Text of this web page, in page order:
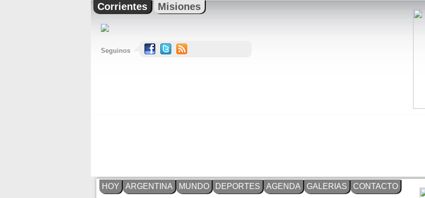
Corrientes Misiones
Seguinos
HOY ARGENTINA MUNDO DEPORTES AGENDA GALERIAS CONTACTO